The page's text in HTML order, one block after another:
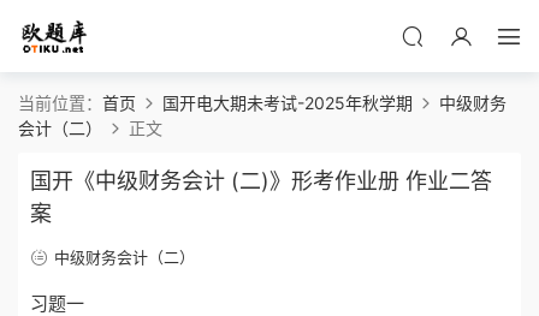
当前位置： 首页 国开电大期未考试-2025年秋学期
中级财务
会计（二）
正文
国开《中级财务会计 (二)》形考作业册 作业二答
案
中级财务会计（二）
习题一